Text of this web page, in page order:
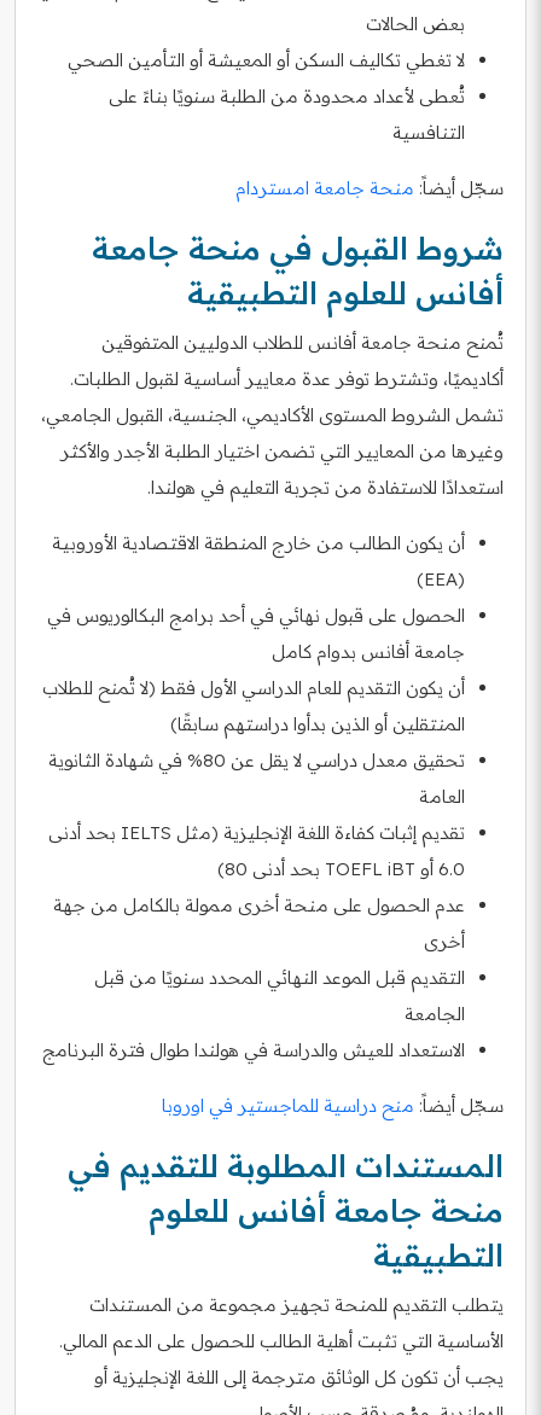
بعض الحالات
لا تغطي تكاليف السكن أو المعيشة أو التأمين الصحي
تُعطى لأعداد محدودة من الطلبة سنويًا بناءً على
التنافسية
سجّل أيضاً: منحة جامعة امستردام
شروط القبول في منحة جامعة
أفانس للعلوم التطبيقية
تُمنح منحة جامعة أفانس للطلاب الدوليين المتفوقين
أكاديميًا، وتشترط توفر عدة معايير أساسية لقبول الطلبات.
تشمل الشروط المستوى الأكاديمي، الجنسية، القبول الجامعي،
وغيرها من المعايير التي تضمن اختيار الطلبة الأجدر والأكثر
استعدادًا للاستفادة من تجربة التعليم في هولندا.
أن يكون الطالب من خارج المنطقة الاقتصادية الأوروبية
(EEA)
الحصول على قبول نهائي في أحد برامج البكالوريوس في
جامعة أفانس بدوام كامل
أن يكون التقديم للعام الدراسي الأول فقط (لا تُمنح للطلاب
المنتقلين أو الذين بدأوا دراستهم سابقًا)
تحقيق معدل دراسي لا يقل عن 80% في شهادة الثانوية
العامة
تقديم إثبات كفاءة اللغة الإنجليزية (مثل IELTS بحد أدنى
6.0 أو TOEFL iBT بحد أدنى 80)
عدم الحصول على منحة أخرى ممولة بالكامل من جهة
أخرى
التقديم قبل الموعد النهائي المحدد سنويًا من قبل
الجامعة
الاستعداد للعيش والدراسة في هولندا طوال فترة البرنامج
سجّل أيضاً: منح دراسية للماجستير في اوروبا
المستندات المطلوبة للتقديم في
منحة جامعة أفانس للعلوم
التطبيقية
يتطلب التقديم للمنحة تجهيز مجموعة من المستندات
الأساسية التي تثبت أهلية الطالب للحصول على الدعم المالي.
يجب أن تكون كل الوثائق مترجمة إلى اللغة الإنجليزية أو